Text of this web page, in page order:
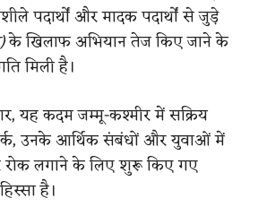
पदार्थों और मादक पदार्थों से जुड़े
के खिलाफ अभियान तेज किए जाने के
मिली है।
यह कदम जम्मू-कश्मीर में सक्रिय
उनके आर्थिक संबंधों और युवाओं में
लगाने के लिए शुरू किए गए
है।